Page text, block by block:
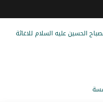
الحسین علیه السلام للاغاثة